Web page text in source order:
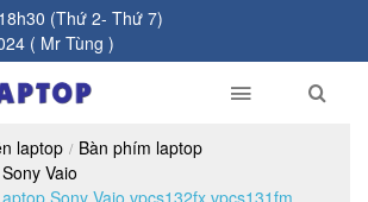
(Thứ 2- Thứ 7)
( Mr Tùng )
laptop
Bàn phím laptop
Vaio
Sony Vaio vpcs132fx vpcs131fm